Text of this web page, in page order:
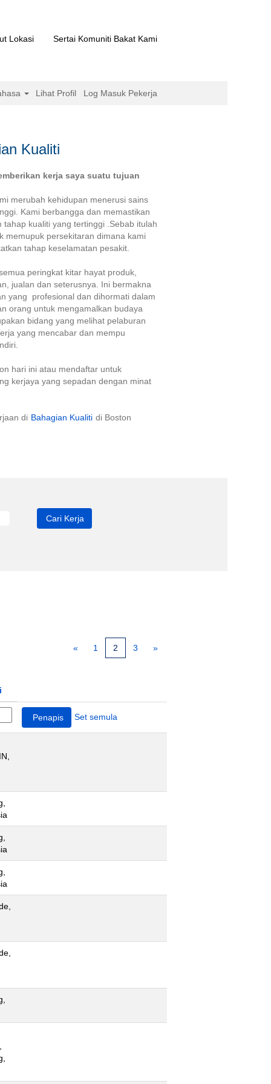
Lokasi Sertai Komuniti Bakat Kami
Lihat Profil Log Masuk Pekerja
Kualiti
kerja saya suatu tujuan
merubah kehidupan menerusi sains
Kami berbangga dan memastikan
kualiti yang tertinggi .Sebab itulah
memupuk persekitaran dimana kami
tahap keselamatan pesakit.
peringkat kitar hayat produk,
jualan dan seterusnya. Ini bermakna
yang profesional dan dihormati dalam
orang untuk mengamalkan budaya
bidang yang melihat pelaburan
yang mencabar dan mempu
hari ini atau mendaftar untuk
kerjaya yang sepadan dengan minat
di Bahagian Kualiti di Boston
« 1 2 3 »
Set semula